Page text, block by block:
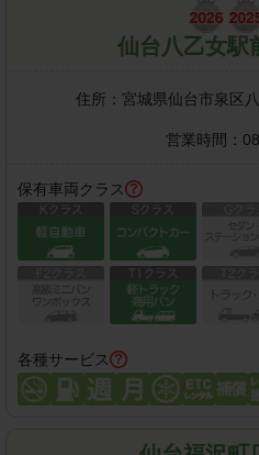
仙台八乙女駅
住所： 宮城県仙台市泉区
営業時間：
保有車両クラス
各種サービス